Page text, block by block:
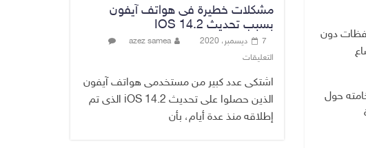
دون
حول
رئيس هيئة النزاهة:
لا مظلة تحمي
العام أمانة
No Comment
مشكلات خطيرة فى هواتف آيفون
بسبب تحديث IOS 14.2
7 ديسمبر، 2020
azez samea
التعليقات
اشتكى عدد كبير من مستخدمى هواتف آيفون
الذين حصلوا على تحديث iOS 14.2 الذى تم
إطلاقه منذ عدة أيام، بأن